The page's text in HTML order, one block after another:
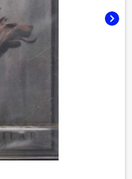
chevron_right